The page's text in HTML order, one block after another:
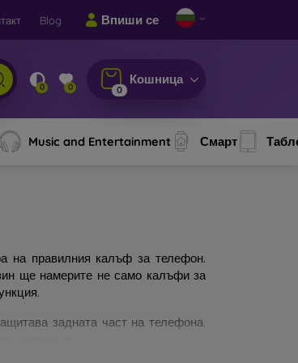
Blog Впиши се
0 0 0
Кошница
Music and Entertainment Смарт
на правилния калъф за телефон.
ще намерите не само калъфи за
задната част на телефона.